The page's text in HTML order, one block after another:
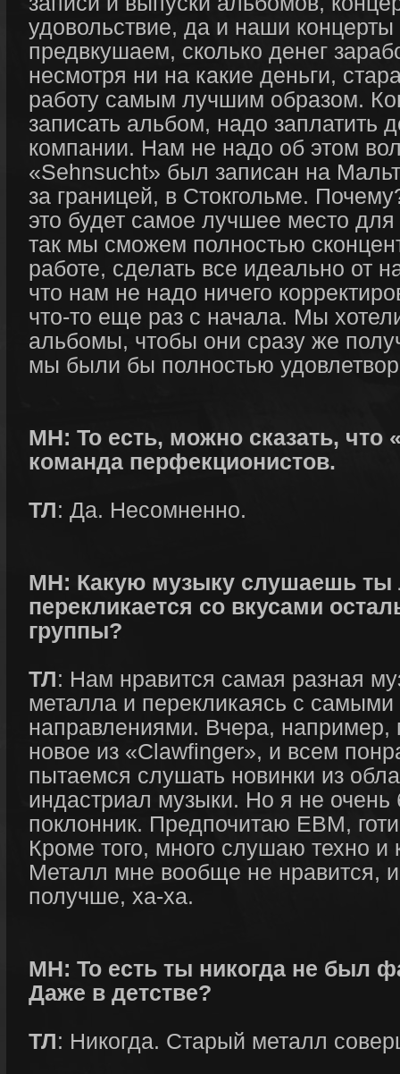
удовольствие, да и наши
предвкушаем, сколько денег
несмотря ни на какие деньги,
работу самым лучшим образом.
записать альбом, надо заплатить
компании. Нам не надо об этом
«Sehnsucht» был записан на
за границей, в Стокгольме.
это будет самое лучшее место
так мы сможем полностью
работе, сделать все идеально от
что нам не надо ничего
что-то еще раз с начала. Мы
альбомы, чтобы они сразу же
мы были бы полностью
МН: То есть, можно сказать, что
команда перфекционистов.
ТЛ: Да. Несомненно.
МН: Какую музыку слушаешь ты
перекликается со вкусами
группы?
ТЛ: Нам нравится самая разная
металла и перекликаясь с
направлениями. Вчера,
новое из «Clawfinger», и всем
пытаемся слушать новинки из
индастриал музыки. Но я не
поклонник. Предпочитаю EBM,
Кроме того, много слушаю техно и
Металл мне вообще не нравится,
получше, ха-ха.
МН: То есть ты никогда не был
Даже в детстве?
ТЛ: Никогда. Старый металл